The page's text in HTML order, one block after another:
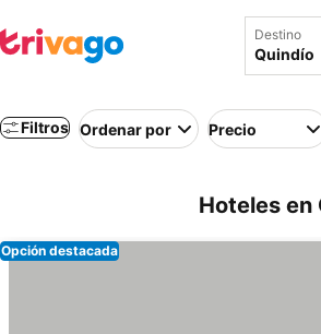
Destino
Filtros Ordenar por Precio
Hoteles en
Opción destacada